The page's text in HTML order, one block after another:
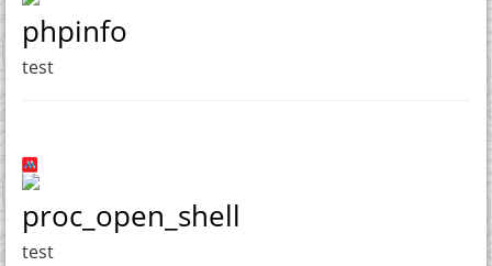
phpinfo
test
proc_open_shell
test